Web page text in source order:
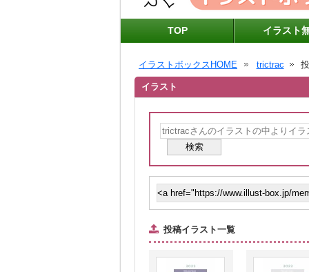
TOP イラスト
イラストボックスHOME trictrac
イラスト
投稿イラスト一覧